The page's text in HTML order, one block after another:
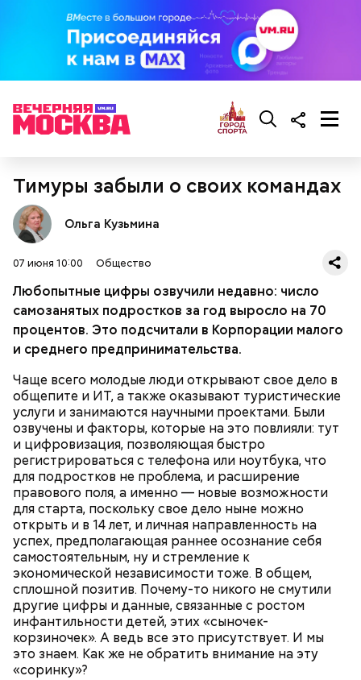
Тимуры забыли о своих командах
Ольга Кузьмина
07 июня 10:00 Общество
Любопытные цифры озвучили недавно: число
самозанятых подростков за год выросло на 70
процентов. Это подсчитали в Корпорации малого
и среднего предпринимательства.
Чаще всего молодые люди открывают свое дело в
общепите и ИТ, а также оказывают туристические
услуги и занимаются научными проектами. Были
озвучены и факторы, которые на это повлияли: тут
и цифровизация, позволяющая быстро
регистрироваться с телефона или ноутбука, что
для подростков не проблема, и расширение
правового поля, а именно — новые возможности
для старта, поскольку свое дело ныне можно
открыть и в 14 лет, и личная направленность на
успех, предполагающая раннее осознание себя
самостоятельным, ну и стремление к
экономической независимости тоже. В общем,
сплошной позитив. Почему-то никого не смутили
другие цифры и данные, связанные с ростом
инфантильности детей, этих «сыночек-
корзиночек». А ведь все это присутствует. И мы
это знаем. Как же не обратить внимание на эту
«соринку»?
Уберут отеки и улучшат зрение:
диетолог Соломатина рассказала
о пользе кабачков
Кабачки, тушеные с курицей
Ингредиенты:
Как приготовить домашний
майонез: три простых рецепта
Эндокринолог Куликова
объяснила, в чем заключается
польза сезонных овощей и
фруктов
Как выбрать дыню
Фото: Shutterstock
При выборе дыни эксперт посоветовала
ориентироваться на запах: